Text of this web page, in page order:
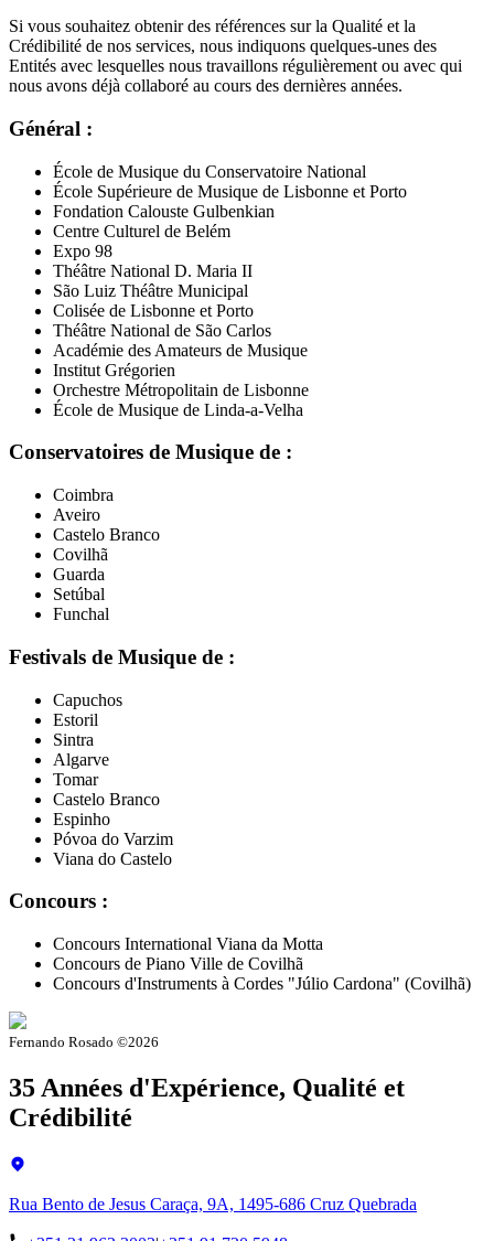
Si vous souhaitez obtenir des références sur la Qualité et la
Crédibilité de nos services, nous indiquons quelques-unes des
Entités avec lesquelles nous travaillons régulièrement ou avec qui
nous avons déjà collaboré au cours des dernières années.
Général :
École de Musique du Conservatoire National
École Supérieure de Musique de Lisbonne et Porto
Fondation Calouste Gulbenkian
Centre Culturel de Belém
Expo 98
Théâtre National D. Maria II
São Luiz Théâtre Municipal
Colisée de Lisbonne et Porto
Théâtre National de São Carlos
Académie des Amateurs de Musique
Institut Grégorien
Orchestre Métropolitain de Lisbonne
École de Musique de Linda-a-Velha
Conservatoires de Musique de :
Coimbra
Aveiro
Castelo Branco
Covilhã
Guarda
Setúbal
Funchal
Festivals de Musique de :
Capuchos
Estoril
Sintra
Algarve
Tomar
Castelo Branco
Espinho
Póvoa do Varzim
Viana do Castelo
Concours :
Concours International Viana da Motta
Concours de Piano Ville de Covilhã
Concours d'Instruments à Cordes "Júlio Cardona" (Covilhã)
Fernando Rosado ©2026
35 Années d'Expérience, Qualité et
Crédibilité
Rua Bento de Jesus Caraça, 9A, 1495-686 Cruz Quebrada